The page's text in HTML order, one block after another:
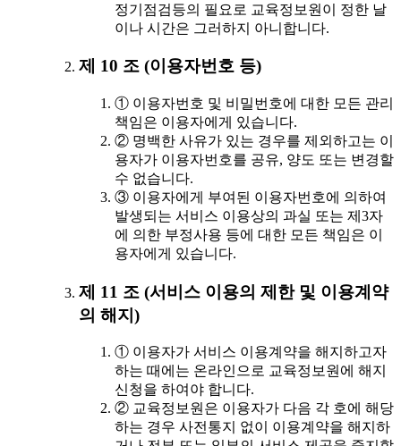
정기점검등의 필요로 교육정보원이 정한 날
이나 시간은 그러하지 아니합니다.
제 10 조 (이용자번호 등)
① 이용자번호 및 비밀번호에 대한 모든 관리
책임은 이용자에게 있습니다.
② 명백한 사유가 있는 경우를 제외하고는 이
용자가 이용자번호를 공유, 양도 또는 변경할
수 없습니다.
③ 이용자에게 부여된 이용자번호에 의하여
발생되는 서비스 이용상의 과실 또는 제3자
에 의한 부정사용 등에 대한 모든 책임은 이
용자에게 있습니다.
제 11 조 (서비스 이용의 제한 및 이용계약
의 해지)
① 이용자가 서비스 이용계약을 해지하고자
하는 때에는 온라인으로 교육정보원에 해지
신청을 하여야 합니다.
② 교육정보원은 이용자가 다음 각 호에 해당
하는 경우 사전통지 없이 이용계약을 해지하